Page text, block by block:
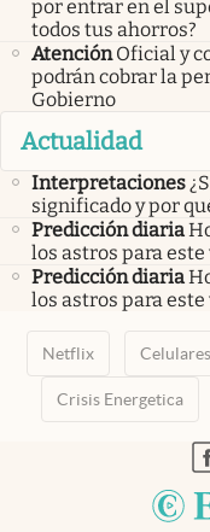
por entrar en el
todos tus ahorros?
Atención Oficial y
podrán cobrar la
Gobierno
Actualidad
Interpretaciones
significado y por
Predicción diaria
los astros para
Predicción diaria
los astros para
Netflix Celulares
Crisis Energetica